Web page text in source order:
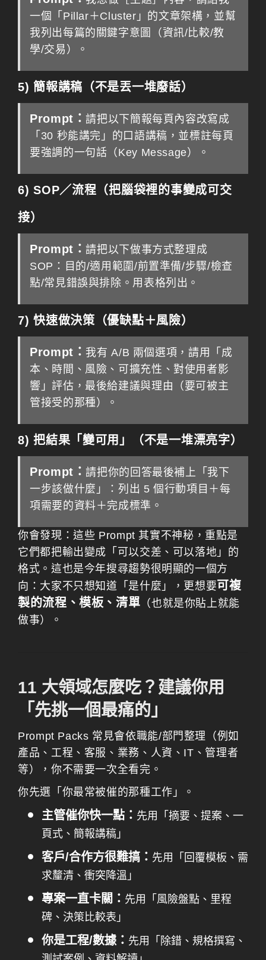
一個「Pillar＋Cluster」的文章架構，並幫
我列出每篇的關鍵字意圖（資訊/比較/教
學/交易）。
5) 簡報講稿（不是丟一堆廢話）
Prompt：請把以下簡報每頁內容改寫成
「30 秒能講完」的口語講稿，並標註每頁
要強調的一句話（Key Message）。
6) SOP／流程（把腦袋裡的事變成可交
接）
Prompt：請把以下做事方式整理成
SOP：目的/適用範圍/前置準備/步驟/檢查
點/常見錯誤與排除。用表格列出。
7) 快速做決策（優缺點＋風險）
Prompt： 我有 A/B 兩個選項，請用「成
本、時間、風險、可擴充性、對使用者影
響」評估，最後給建議與理由（要可被主
管接受的那種）。
8) 把結果「變可用」（不是一堆漂亮字）
Prompt：請把你的回答最後補上「我下
一步該做什麼」：列出 5 個行動項目＋每
項需要的資料＋完成標準。
你會發現：這些 Prompt 其實不神秘，重點是
它們都把輸出變成「可以交差、可以落地」的
格式。這也是今年搜尋趨勢很明顯的一個方
向：大家不只想知道「是什麼」，更想要可複
製的流程、模板、清單 （也就是你貼上就能
做事）。
11 大領域怎麼吃？建議你用
「先挑一個最痛的」
Prompt Packs 常見會依職能/部門整理（例如
產品、工程、客服、業務、人資、IT、管理者
等），你不需要一次全看完。
你先選「你最常被催的那種工作」。
主管催你快一點： 先用「摘要、提案、一
頁式、簡報講稿」
客戶/合作方很難搞： 先用「回覆模板、需
求釐清、衝突降溫」
專案一直卡關： 先用「風險盤點、里程
碑、決策比較表」
你是工程/數據： 先用「除錯、規格撰寫、